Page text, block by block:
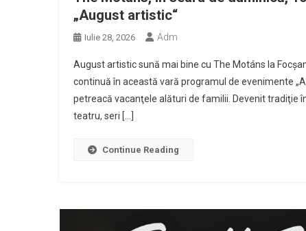
„August artistic“
Iulie 28, 2026 Adm
August artistic sună mai bine cu The Motáns la
continuă în această vară programul de evenimente
petreacă vacanţele alături de familii. Devenit tradiţie
teatru, seri […]
Continue Reading